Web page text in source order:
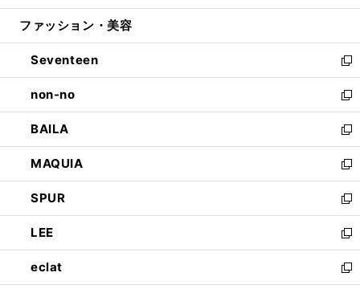
開
ウ
開
く
ン
ウ
で
開
く
ウ
ン
ド
ウ
で
開
く
ファッション・美容
Seventeen
新
し
い
ウ
ィ
ン
ド
ウ
で
開
く
non-no
新
し
い
ウ
ィ
ン
ド
ウ
で
開
く
BAILA
新
し
い
ウ
ィ
ン
ド
ウ
で
開
MAQUIA
新
し
い
ウ
ィ
ン
ド
ウ
SPUR
新
し
い
ウ
ィ
ン
LEE
新
し
い
ウ
eclat
新
し